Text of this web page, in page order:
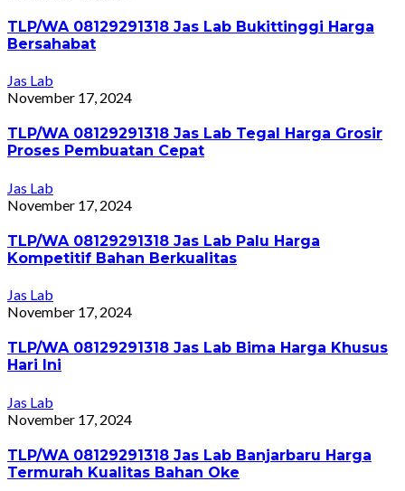
TLP/WA 08129291318 Jas Lab Bukittinggi Harga
Bersahabat
Jas Lab
November 17, 2024
TLP/WA 08129291318 Jas Lab Tegal Harga Grosir
Proses Pembuatan Cepat
Jas Lab
November 17, 2024
TLP/WA 08129291318 Jas Lab Palu Harga
Kompetitif Bahan Berkualitas
Jas Lab
November 17, 2024
TLP/WA 08129291318 Jas Lab Bima Harga Khusus
Hari Ini
Jas Lab
November 17, 2024
TLP/WA 08129291318 Jas Lab Banjarbaru Harga
Termurah Kualitas Bahan Oke